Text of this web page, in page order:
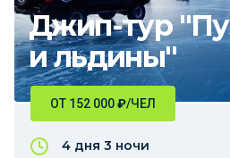
Джип-тур
и льдины"
ОТ 152 000₽/ЧЕЛ
4 дня 3 ночи